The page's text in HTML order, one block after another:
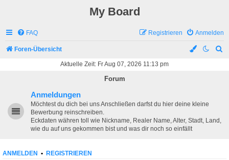
My Board
FAQ Anmelden
Registrieren
Foren-Übersicht
Aktuelle Zeit: Fr Aug 07, 2026 11:13 pm
Forum
Anmeldungen
Möchtest du dich bei uns Anschließen darfst du hier deine kleine
Bewerbung reinschreiben.
Eckdaten währen toll wie Nickname, Realer Name, Alter, Stadt, Land,
wie du auf uns gekommen bist und was dir noch so einfällt
ANMELDEN • REGISTRIEREN